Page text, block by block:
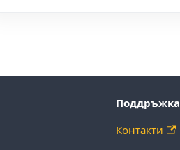
Поддръжка
Контакти